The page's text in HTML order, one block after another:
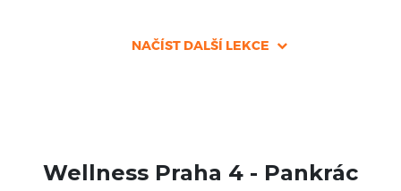
Wellness Praha 4 - Pankrác